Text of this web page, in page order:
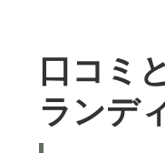
口コミ
ランデ